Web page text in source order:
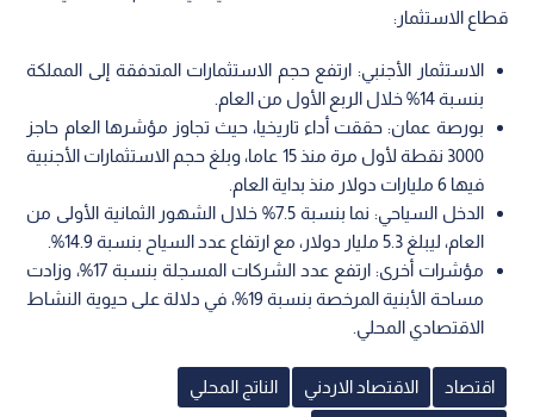
قطاع الاستثمار:
الاستثمار الأجنبي: ارتفع حجم الاستثمارات المتدفقة إلى المملكة
بنسبة 14% خلال الربع الأول من العام.
بورصة عمان: حققت أداء تاريخيا، حيث تجاوز مؤشرها العام حاجز
3000 نقطة لأول مرة منذ 15 عاما، وبلغ حجم الاستثمارات الأجنبية
فيها 6 مليارات دولار منذ بداية العام.
الدخل السياحي: نما بنسبة 7.5% خلال الشهور الثمانية الأولى من
العام، ليبلغ 5.3 مليار دولار، مع ارتفاع عدد السياح بنسبة 14.9%.
مؤشرات أخرى: ارتفع عدد الشركات المسجلة بنسبة 17%، وزادت
مساحة الأبنية المرخصة بنسبة 19%، في دلالة على حيوية النشاط
الاقتصادي المحلي.
اقتصاد الاقتصاد الاردني الناتج المحلي